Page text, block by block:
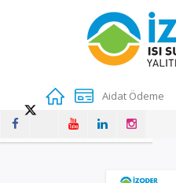
Aidat Ödeme